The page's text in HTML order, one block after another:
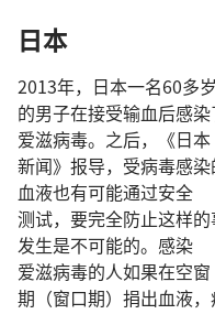
日本
2013年， 日本一名60多岁
的男子在接受输血后感染
爱滋病毒。 之后，《日本
新闻》 报导， 受病毒感染
血液也有可能通过安全
测试， 要完全防止这样的
发生是不可能的。 感染
爱滋病毒的人如果在空窗
期 （窗口期） 捐出血液，